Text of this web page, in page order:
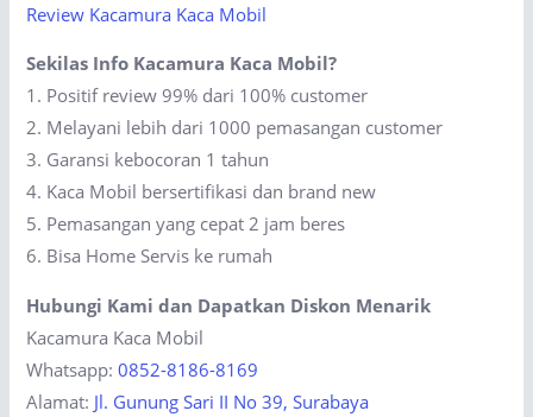
Review Kacamura Kaca Mobil
Sekilas Info Kacamura Kaca Mobil?
1. Positif review 99% dari 100% customer
2. Melayani lebih dari 1000 pemasangan customer
3. Garansi kebocoran 1 tahun
4. Kaca Mobil bersertifikasi dan brand new
5. Pemasangan yang cepat 2 jam beres
6. Bisa Home Servis ke rumah
Hubungi Kami dan Dapatkan Diskon Menarik
Kacamura Kaca Mobil
Whatsapp:0852-8186-8169
Alamat: Jl. Gunung Sari II No 39, Surabaya